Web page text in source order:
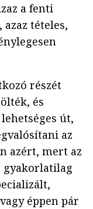
a fenti
tételes,
részét
és
út,
az
azért, mert az
éppen pár